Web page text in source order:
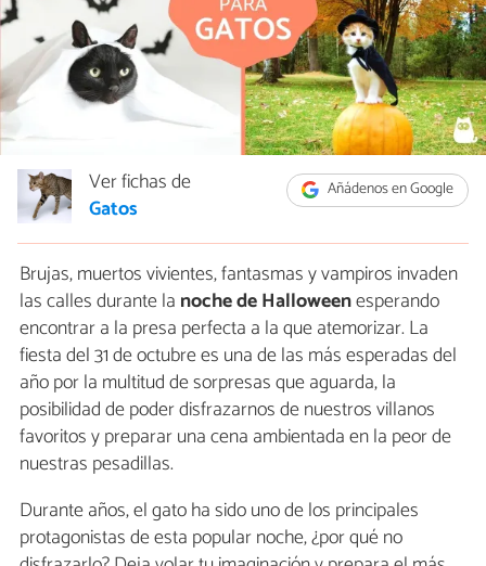
Añádenos en Google
Ver fichas de
Gatos
Brujas, muertos vivientes, fantasmas y vampiros invaden
las calles durante la noche de Halloweenesperando
encontrar a la presa perfecta a la que atemorizar. La
fiesta del 31 de octubre es una de las más esperadas del
año por la multitud de sorpresas que aguarda, la
posibilidad de poder disfrazarnos de nuestros villanos
favoritos y preparar una cena ambientada en la peor de
nuestras pesadillas.
Durante años, el gato ha sido uno de los principales
protagonistas de esta popular noche, ¿por qué no